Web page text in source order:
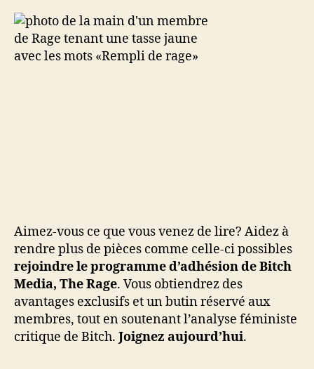
Aimez-vous ce que vous venez de lire? Aidez à
rendre plus de pièces comme celle-ci possibles
rejoindre le programme d’adhésion de Bitch
Media, The Rage. Vous obtiendrez des
avantages exclusifs et un butin réservé aux
membres, tout en soutenant l’analyse féministe
critique de Bitch. Joignez aujourd’hui.